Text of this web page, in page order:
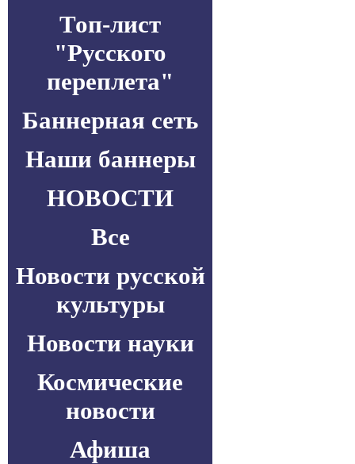
Топ-лист
"Русского
переплета"
Баннерная сеть
Наши баннеры
НОВОСТИ
Все
Новости русской
культуры
Новости науки
Космические
новости
Афиша